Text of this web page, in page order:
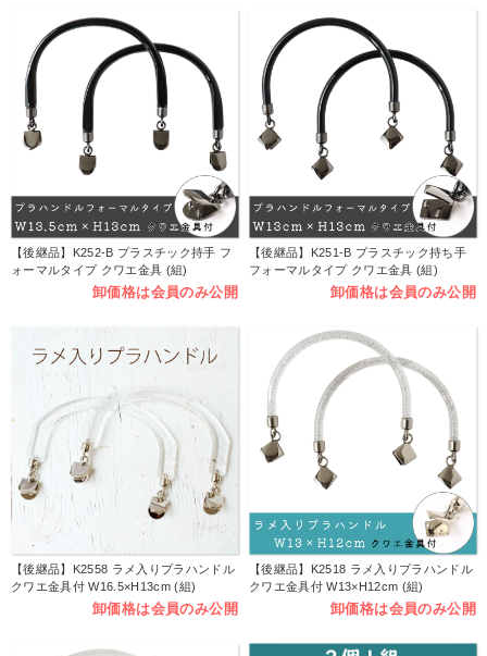
【後継品】K252-B プラスチック持手 フ
ォーマルタイプ クワエ金具 (組)
卸価格は会員のみ公開
【後継品】K251-B プラスチック持ち手
フォーマルタイプ クワエ金具 (組)
卸価格は会員のみ公開
【後継品】K2558 ラメ入りプラハンドル
クワエ金具付 W16.5×H13cm (組)
卸価格は会員のみ公開
【後継品】K2518 ラメ入りプラハンドル
クワエ金具付 W13×H12cm (組)
卸価格は会員のみ公開